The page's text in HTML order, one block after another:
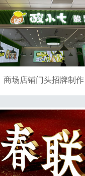
商场店铺门头招牌制作